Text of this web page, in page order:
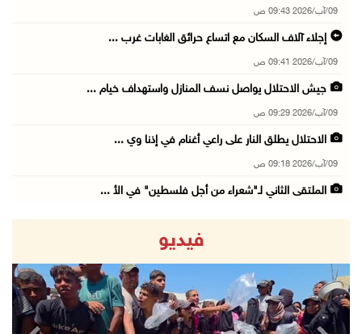
09/آب/2026 09:43 ص
إجلاء آلاف السكان مع اتساع حرائق الغابات غرب ...
09/آب/2026 09:41 ص
جيش الاحتلال يواصل نسف المنازل واستهداف خيام ...
09/آب/2026 09:29 ص
الاحتلال يطلق النار على راعي أغنام في إذنا وي ...
09/آب/2026 09:18 ص
الملتقى الثاني لـ"شعراء من أجل فلسطين" في الأ ...
مستعمرون إرهابيون يحرقون مسكنا بمسافر يطا جنو ...
09/آب/2026 08:49 ص
أسعار العملات مقابل الشيقل
09/آب/2026 08:44 ص
فيديو